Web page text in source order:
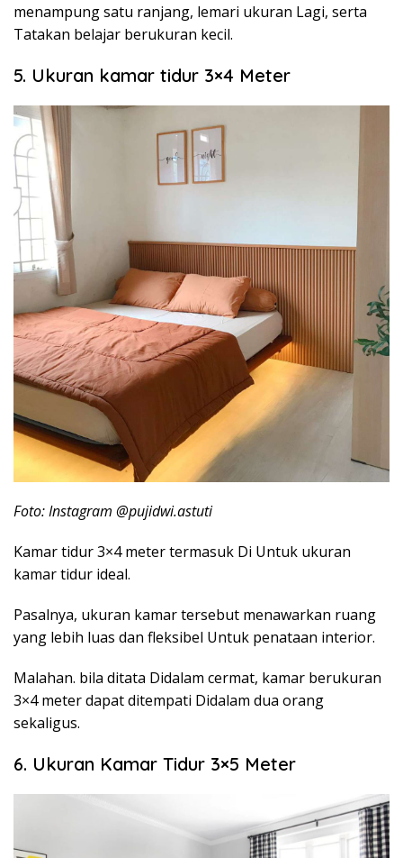
menampung satu ranjang, lemari ukuran Lagi, serta
Tatakan belajar berukuran kecil.
5. Ukuran kamar tidur 3×4 Meter
Foto: Instagram @pujidwi.astuti
Kamar tidur 3×4 meter termasuk Di Untuk ukuran
kamar tidur ideal.
Pasalnya, ukuran kamar tersebut menawarkan ruang
yang lebih luas dan fleksibel Untuk penataan interior.
Malahan. bila ditata Didalam cermat, kamar berukuran
3×4 meter dapat ditempati Didalam dua orang
sekaligus.
6. Ukuran Kamar Tidur 3×5 Meter